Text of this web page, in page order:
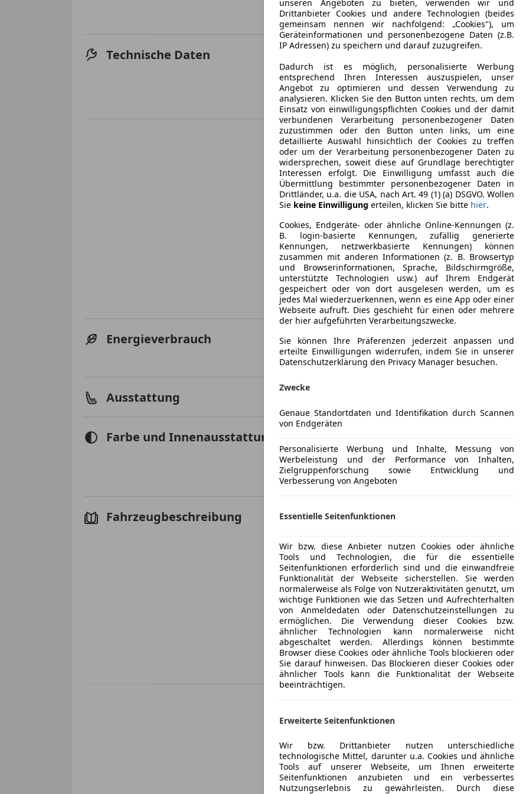
Scheckheftgepflegt
Ja
Technische Daten Leistung
60 kW (82
Getriebe
Gänge
1
Energieverbrauch Kraftstoff
Elektro
CO₂-Emissionen
0 g/km
Ausstattung
Getönte
Sicherheit
Isofix
Seitenairbag
Tagfahrlicht
Extras
Farbe und Innenausstattung
Farbe laut Hersteller
Mango-
Lackierung
Fahrzeugbeschreibung
Alle Angaben ohne Gewähr. Irrtümer,
Gerne bieten wir Ihnen auch günstige Leasing-
Kreditfinanzierungsvarianten an!
Eintausch Fahrzeuge aller Marken möglich!
Listenpreis 22910,-
Mangogelb
Sitzheizung vorne
*Sitzheizung vorne
*Metallic-Lackierung Mango-Gelb
Mehr anzeigen
unseren Angeboten zu bieten, verwenden wir und
Drittanbieter Cookies und andere Technologien (beides
gemeinsam nennen wir nachfolgend: „Cookies"), um
Geräteinformationen und personenbezogene Daten (z.B.
IP Adressen) zu speichern und darauf zuzugreifen.
Dadurch ist es möglich, personalisierte Werbung
entsprechend Ihren Interessen auszuspielen, unser
Angebot zu optimieren und dessen Verwendung zu
analysieren. Klicken Sie den Button unten rechts, um dem
Einsatz von einwilligungspflichten Cookies und der damit
verbundenen Verarbeitung personenbezogener Daten
zuzustimmen oder den Button unten links, um eine
detaillierte Auswahl hinsichtlich der Cookies zu treffen
oder um der Verarbeitung personenbezogener Daten zu
widersprechen, soweit diese auf Grundlage berechtigter
Interessen erfolgt. Die Einwilligung umfasst auch die
Übermittlung bestimmter personenbezogener Daten in
Drittländer, u.a. die USA, nach Art. 49 (1) (a) DSGVO. Wollen
Sie keine Einwilligung erteilen, klicken Sie bitte hier.
Cookies, Endgeräte- oder ähnliche Online-Kennungen (z.
B. login-basierte Kennungen, zufällig generierte
Kennungen, netzwerkbasierte Kennungen) können
zusammen mit anderen Informationen (z. B. Browsertyp
und Browserinformationen, Sprache, Bildschirmgröße,
unterstützte Technologien usw.) auf Ihrem Endgerät
gespeichert oder von dort ausgelesen werden, um es
jedes Mal wiederzuerkennen, wenn es eine App oder einer
Webseite aufruft. Dies geschieht für einen oder mehrere
der hier aufgeführten Verarbeitungszwecke.
Sie können Ihre Präferenzen jederzeit anpassen und
erteilte Einwilligungen widerrufen, indem Sie in unserer
Datenschutzerklärung den Privacy Manager besuchen.
Zwecke
Genaue Standortdaten und Identifikation durch Scannen
von Endgeräten
Personalisierte Werbung und Inhalte, Messung von
Werbeleistung und der Performance von Inhalten,
Zielgruppenforschung sowie Entwicklung und
Verbesserung von Angeboten
Essentielle Seitenfunktionen
Wir bzw. diese Anbieter nutzen Cookies oder ähnliche
Tools und Technologien, die für die essentielle
Seitenfunktionen erforderlich sind und die einwandfreie
Funktionalität der Webseite sicherstellen. Sie werden
normalerweise als Folge von Nutzeraktivitäten genutzt, um
wichtige Funktionen wie das Setzen und Aufrechterhalten
von Anmeldedaten oder Datenschutzeinstellungen zu
ermöglichen. Die Verwendung dieser Cookies bzw.
ähnlicher Technologien kann normalerweise nicht
abgeschaltet werden. Allerdings können bestimmte
Browser diese Cookies oder ähnliche Tools blockieren oder
Sie darauf hinweisen. Das Blockieren dieser Cookies oder
ähnlicher Tools kann die Funktionalität der Webseite
beeinträchtigen.
Erweiterte Seitenfunktionen
Wir bzw. Drittanbieter nutzen unterschiedliche
technologische Mittel, darunter u.a. Cookies und ähnliche
Tools auf unserer Webseite, um Ihnen erweiterte
Seitenfunktionen anzubieten und ein verbessertes
Nutzungserlebnis zu gewährleisten. Durch diese